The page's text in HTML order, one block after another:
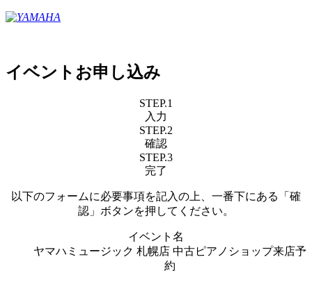
イベントお申し込み
STEP.1
入力
STEP.2
確認
STEP.3
完了
以下のフォームに必要事項を記入の上、一番下にある「確
認」ボタンを押してください。
イベント名
ヤマハミュージック 札幌店 中古ピアノショップ来店予
約